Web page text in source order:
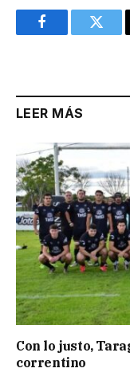
Facebook
LEER MÁS
Con lo justo,
correntino